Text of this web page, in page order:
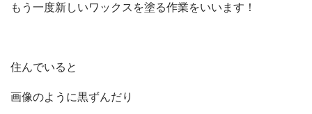
もう一度新しいワックスを塗る作業をいいます！
住んでいると
画像のように黒ずんだり